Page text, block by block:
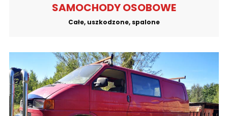
SAMOCHODY OSOBOWE
Całe, uszkodzone, spalone